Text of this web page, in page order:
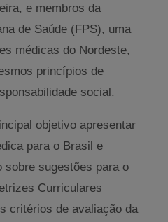
e membros da
de Saúde (FPS), uma
médicas do Nordeste,
princípios de
social.
objetivo apresentar
para o Brasil e
sobre sugestões para o
Curriculares
critérios de avaliação da